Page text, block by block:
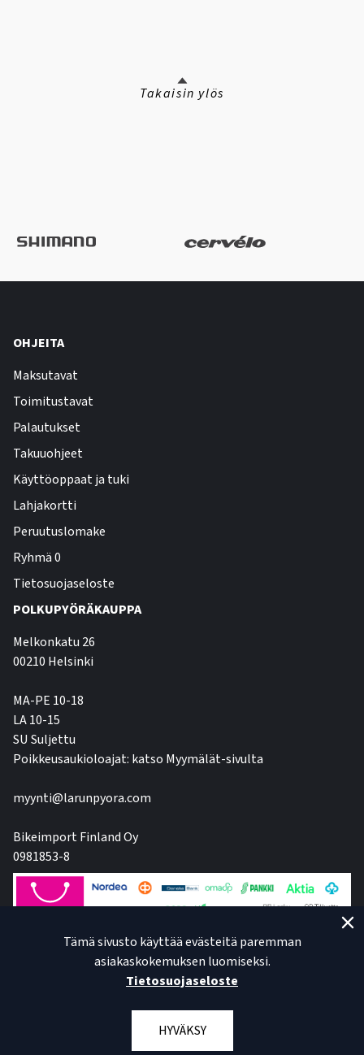
Takaisin ylös
OHJEITA
Maksutavat
Toimitustavat
Palautukset
Takuuohjeet
Käyttöoppaat ja tuki
Lahjakortti
Peruutuslomake
Ryhmä 0
Tietosuojaseloste
POLKUPYÖRÄKAUPPA
Melkonkatu 26
00210 Helsinki
MA-PE 10-18
LA 10-15
SU Suljettu
Poikkeusaukioloajat: katso Myymälät-sivulta
myynti@larunpyora.com
Bikeimport Finland Oy
0981853-8
Tämä sivusto käyttää evästeitä paremman
asiakaskokemuksen luomiseksi.
Tietosuojaseloste
HYVÄKSY